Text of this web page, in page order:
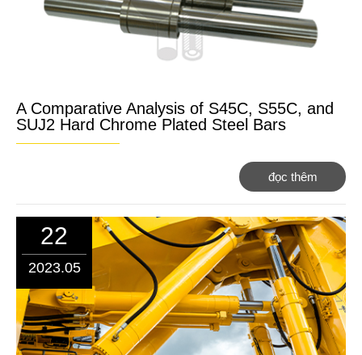
A Comparative Analysis of S45C, S55C, and
SUJ2 Hard Chrome Plated Steel Bars
đọc thêm
22
2023.05